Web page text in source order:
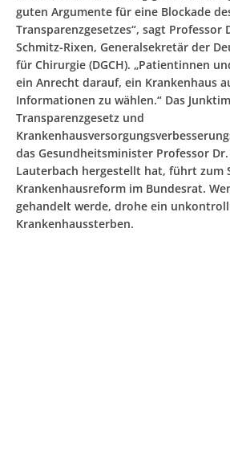
guten Argumente für eine Blockade
Transparenzgesetzes“, sagt Professor
Schmitz-Rixen, Generalsekretär der
für Chirurgie (DGCH). „Patientinnen
ein Anrecht darauf, ein Krankenhaus
Informationen zu wählen.“ Das
Transparenzgesetz und
das Gesundheitsminister Professor
Lauterbach hergestellt hat, führt zum
Krankenhausreform im Bundesrat.
gehandelt werde, drohe ein
Krankenhaussterben.